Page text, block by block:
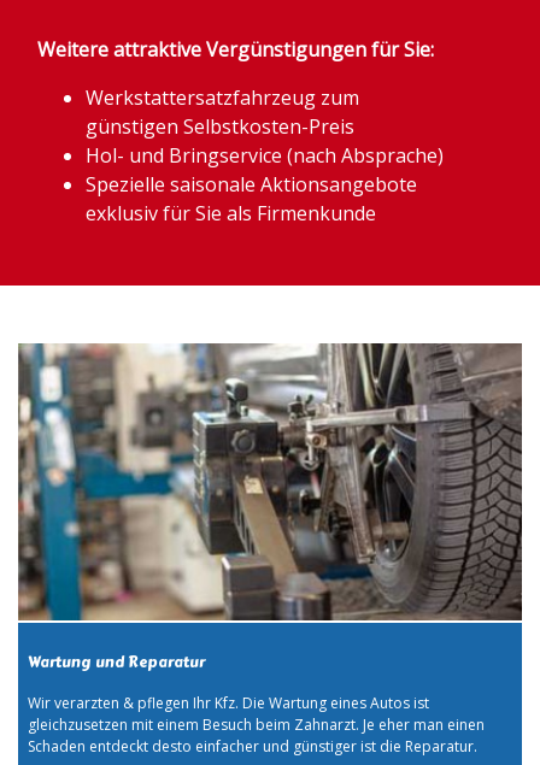
Weitere attraktive Vergünstigungen für Sie:
Werkstattersatzfahrzeug zum
günstigen Selbstkosten-Preis
Hol- und Bringservice (nach Absprache)
Spezielle saisonale Aktionsangebote
exklusiv für Sie als Firmenkunde
Wartung und Reparatur
Wir verarzten & pflegen Ihr Kfz. Die Wartung eines Autos ist
gleichzusetzen mit einem Besuch beim Zahnarzt. Je eher man einen
Schaden entdeckt desto einfacher und günstiger ist die Reparatur.